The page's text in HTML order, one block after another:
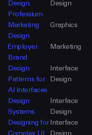
Design.
Professium
Design
Marketing
Design
Graphics
Employer
Brand
Marketing
Design
Patterns for
AI Interfaces
Interface
Design
Design
Systems
Interface
Design
Designing for
Complex UI
Interface
Design